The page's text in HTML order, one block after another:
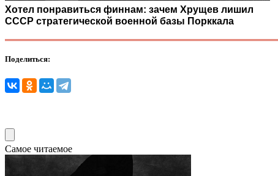
Хотел понравиться финнам: зачем Хрущев лишил
СССР стратегической военной базы Порккала
Поделиться:
Самое читаемое